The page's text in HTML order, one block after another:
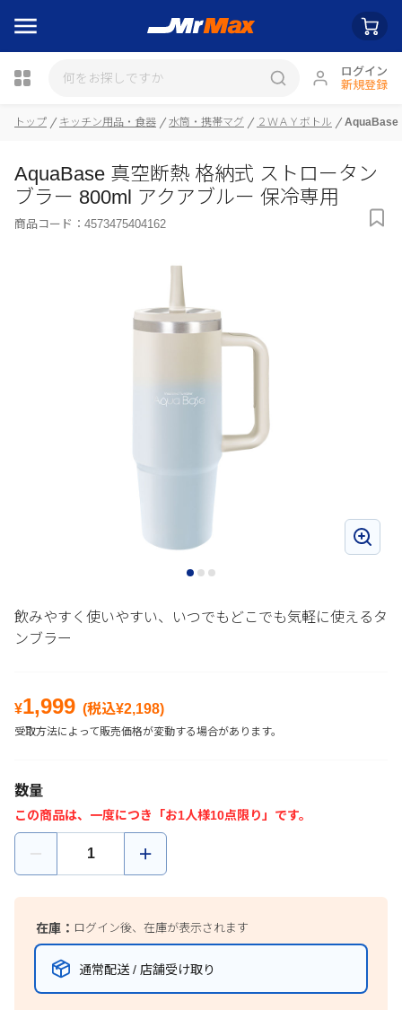
ログイン
新規登録
瓶詰
トップ キッチン用品・食器 水筒・携帯マグ ２ＷＡＹボトル AquaBase
AquaBase 真空断熱 格納式 ストロータン
ブラー 800ml アクアブルー 保冷専用
商品コード： 4573475404162
飲みやすく使いやすい、いつでもどこでも気軽に使えるタ
ンブラー
¥1,999 (税込¥2,198)
受取方法によって販売価格が変動する場合があります。
数量
この商品は、一度につき「お1人様10点限り」です。
在庫： ログイン後、在庫が表示されます
通常配送 / 店舗受け取り